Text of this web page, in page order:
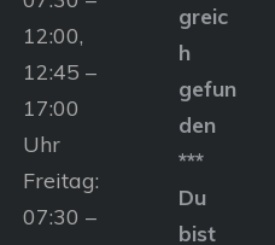
12:00,
12:45 –
17:00
Uhr
Freitag:
07:30 –
greic
h
gefun
den
***
Du
bist